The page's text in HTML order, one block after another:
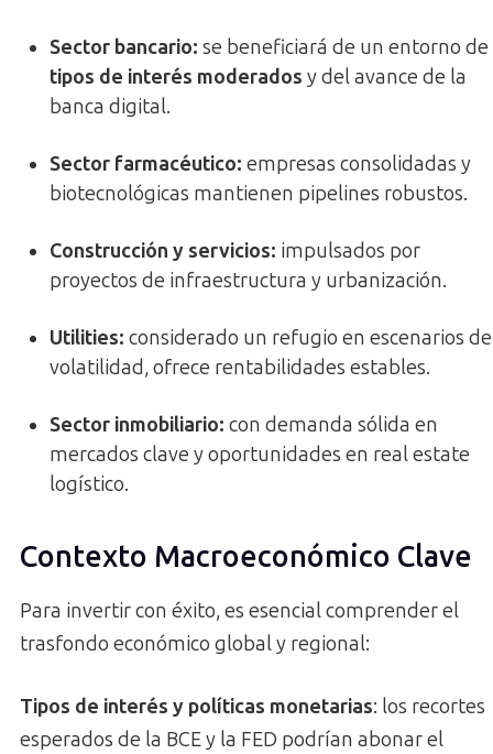
Sector bancario: se beneficiará de un entorno de
tipos de interés moderados y del avance de la
banca digital.
Sector farmacéutico: empresas consolidadas y
biotecnológicas mantienen pipelines robustos.
Construcción y servicios: impulsados por
proyectos de infraestructura y urbanización.
Utilities: considerado un refugio en escenarios de
volatilidad, ofrece rentabilidades estables.
Sector inmobiliario: con demanda sólida en
mercados clave y oportunidades en real estate
logístico.
Contexto Macroeconómico Clave
Para invertir con éxito, es esencial comprender el
trasfondo económico global y regional:
Tipos de interés y políticas monetarias: los recortes
esperados de la BCE y la FED podrían abonar el